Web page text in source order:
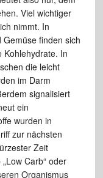
Viel wichtiger
nimmt. In
finden sich
Kohlehydrate. In
die leicht
im Darm
signalisiert
ein
wurden in
zur nächsten
Zeit
Carb“ oder
Organismus